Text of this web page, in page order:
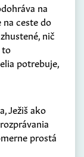
na
ceste do
nič
to
potrebuje,
Ježiš ako
prostá